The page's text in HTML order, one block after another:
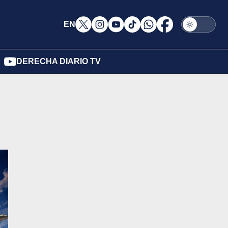
EN
DERECHA DIARIO TV